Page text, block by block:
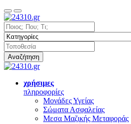
Αναζήτηση
χρήσιμες
πληροφορίες
Μονάδες Υγείας
Σώματα Ασφαλείας
Μεσα Μαζικής Μεταφοράς